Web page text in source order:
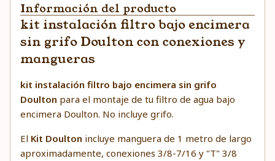
Información del producto
kit instalación filtro bajo encimera
sin grifo Doulton con conexiones y
mangueras
kit instalación filtro bajo encimera sin grifo
Doulton para el montaje de tu filtro de agua bajo
encimera Doulton. No incluye grifo.
El Kit Doulton incluye manguera de 1 metro de largo
aproximadamente, conexiones 3/8-7/16 y "T" 3/8